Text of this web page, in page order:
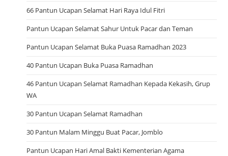
66 Pantun Ucapan Selamat Hari Raya Idul Fitri
Pantun Ucapan Selamat Sahur Untuk Pacar dan Teman
Pantun Ucapan Selamat Buka Puasa Ramadhan 2023
40 Pantun Ucapan Buka Puasa Ramadhan
46 Pantun Ucapan Selamat Ramadhan Kepada Kekasih, Grup
WA
30 Pantun Ucapan Selamat Ramadhan
30 Pantun Malam Minggu Buat Pacar, Jomblo
Pantun Ucapan Hari Amal Bakti Kementerian Agama